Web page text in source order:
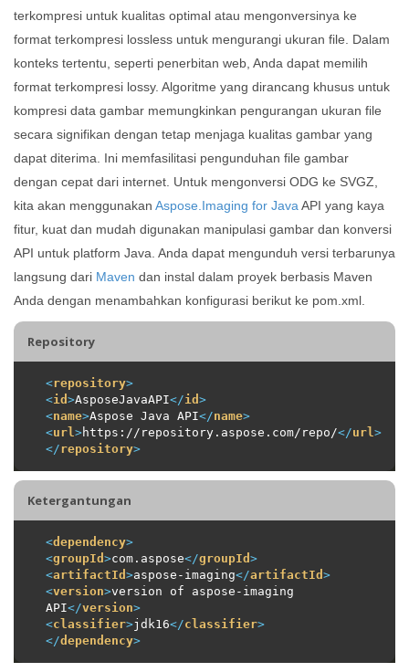
terkompresi untuk kualitas optimal atau mengonversinya ke
format terkompresi lossless untuk mengurangi ukuran file. Dalam
konteks tertentu, seperti penerbitan web, Anda dapat memilih
format terkompresi lossy. Algoritme yang dirancang khusus untuk
kompresi data gambar memungkinkan pengurangan ukuran file
secara signifikan dengan tetap menjaga kualitas gambar yang
dapat diterima. Ini memfasilitasi pengunduhan file gambar
dengan cepat dari internet. Untuk mengonversi ODG ke SVGZ,
kita akan menggunakan Aspose.Imaging for Java API yang kaya
fitur, kuat dan mudah digunakan manipulasi gambar dan konversi
API untuk platform Java. Anda dapat mengunduh versi terbarunya
langsung dari Maven dan instal dalam proyek berbasis Maven
Anda dengan menambahkan konfigurasi berikut ke pom.xml.
Repository
<repository>
<id >AsposeJavaAPI</id >
<name>Aspose Java API</name>
<url >https://repository.aspose.com/repo/</url >
</repository>
Ketergantungan
<dependency>
<groupId >com.aspose</groupId >
<artifactId >aspose-imaging</artifactId >
<version>version of aspose-imaging
API</version>
<classifier>jdk16</classifier>
</dependency>